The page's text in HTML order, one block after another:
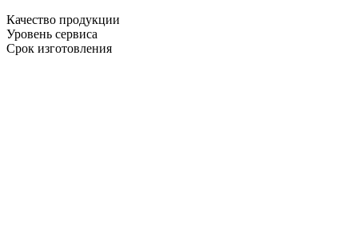
Качество продукции
Уровень сервиса
Срок изготовления